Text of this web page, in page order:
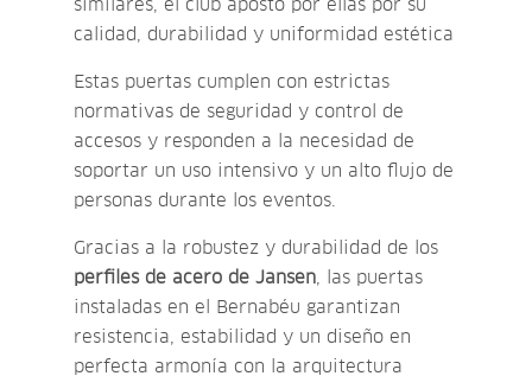
similares, el club apostó por ellas por su
calidad, durabilidad y uniformidad estética
Estas puertas cumplen con estrictas
normativas de seguridad y control de
accesos y responden a la necesidad de
soportar un uso intensivo y un alto flujo de
personas durante los eventos.
Gracias a la robustez y durabilidad de los
perfiles de acero de Jansen , las puertas
instaladas en el Bernabéu garantizan
resistencia, estabilidad y un diseño en
perfecta armonía con la arquitectura